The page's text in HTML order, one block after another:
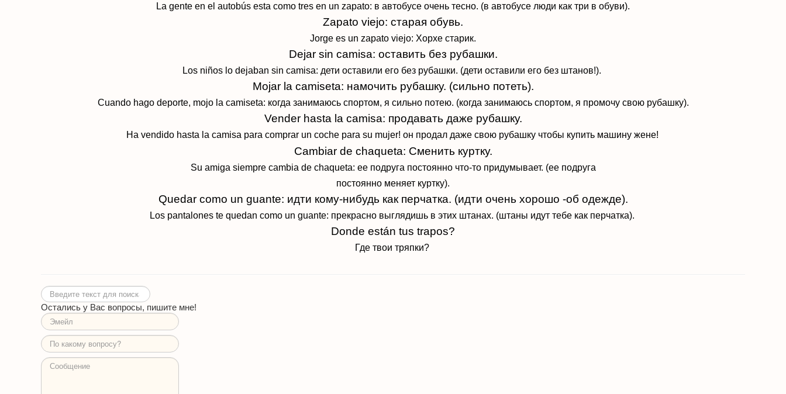
La gente en el autobús esta como tres en un zapato: в автобусе очень тесно. (в автобусе люди как три в обуви).
Zapato viejo: старая обувь.
Jorge es un zapato viejo: Хорхе старик.
Dejar sin camisa: оставить без рубашки.
Los niños lo dejaban sin camisa: дети оставили его без рубашки. (дети оставили его без штанов!).
Mojar la camiseta: намочить рубашку. (сильно потеть).
Cuando hago deporte, mojo la camiseta: когда занимаюсь спортом, я сильно потею. (когда занимаюсь спортом, я промочу свою рубашку).
Vender hasta la camisa: продавать даже рубашку.
Ha vendido hasta la camisa para comprar un coche para su mujer! он продал даже свою рубашку чтобы купить машину жене!
Cambiar de chaqueta: Сменить куртку.
Su amiga siempre cambia de chaqueta: ее подруга постоянно что-то придумывает. (ее подруга
постоянно меняет куртку).
Quedar como un guante: идти кому-нибудь как перчатка. (идти очень хорошо -об одежде).
Los pantalones te quedan como un guante: прекрасно выглядишь в этих штанах. (штаны идут тебе как перчатка).
Donde están tus trapos?
Где твои тряпки?
Искать...
Остались у Вас вопросы, пишите мне!